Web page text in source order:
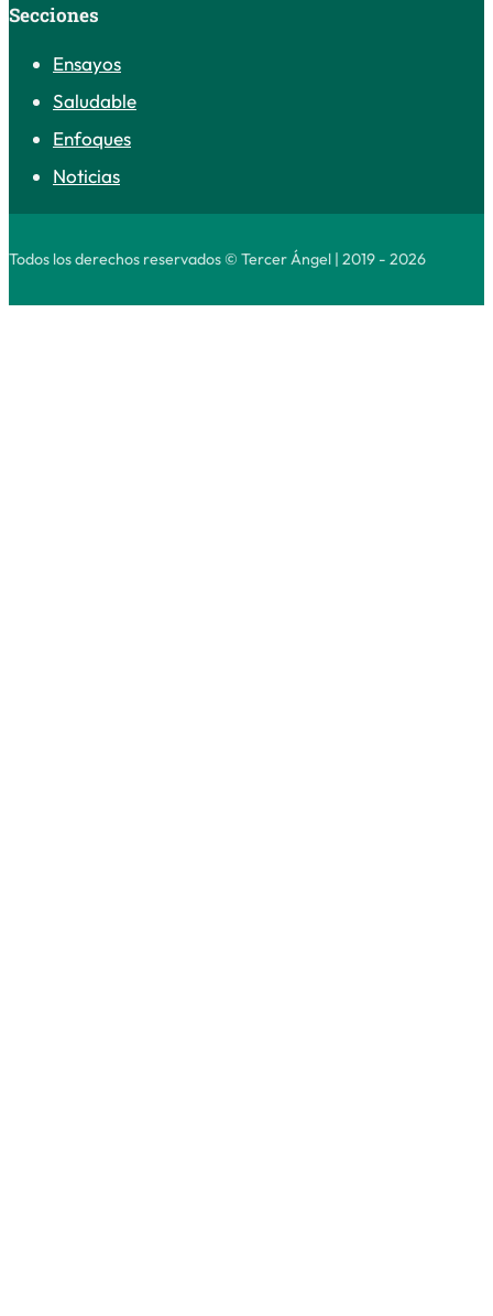
Secciones
Ensayos
Saludable
Enfoques
Noticias
Todos los derechos reservados © Tercer Ángel | 2019 - 2026